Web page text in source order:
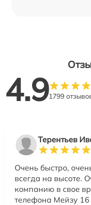
4.91799
Терентьев
Очень быстро,
всегда на высоте.
компанию в свое
телефона Мейзу 16